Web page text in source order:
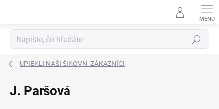
Hľadať
UPIEKLI NAŠI ŠIKOVNÍ ZÁKAZNÍCI
J. Paršová